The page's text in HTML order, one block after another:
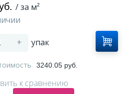
/ за м²
+ упак
3240.05 руб.
к сравнению